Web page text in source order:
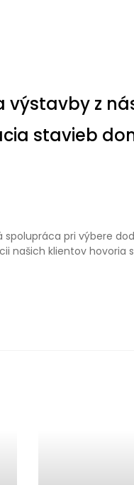
výstavby z
stavieb
spolupráca pri výbere
našich klientov hovoria